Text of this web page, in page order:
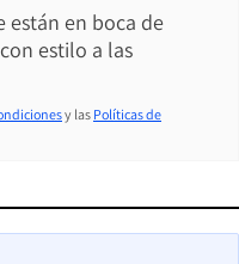
están en boca de
estilo a las
y las Políticas de